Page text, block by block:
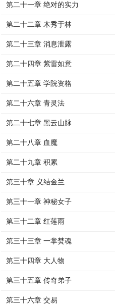
第二十一章 绝对的实力
第二十二章 木秀于林
第二十三章 消息泄露
第二十四章 紫雷如意
第二十五章 学院资格
第二十六章 青灵法
第二十七章 黑云山脉
第二十八章 血魔
第二十九章 积累
第三十章 义结金兰
第三十一章 神秘女子
第三十二章 红莲雨
第三十三章 一掌焚魂
第三十四章 大人物
第三十五章 传奇弟子
第三十六章 交易